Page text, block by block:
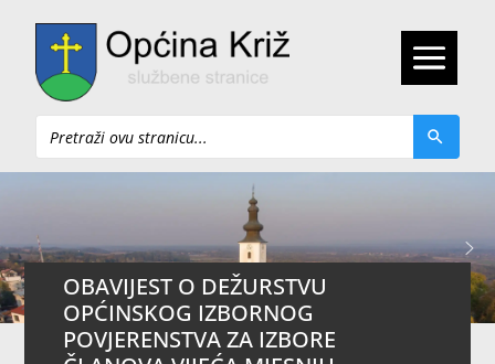
Pretraži
OBAVIJEST O DEŽURSTVU
OPĆINSKOG IZBORNOG
POVJERENSTVA ZA IZBORE